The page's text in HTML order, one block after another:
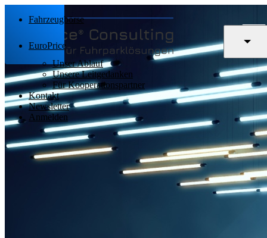
Fahrzeugbörse
EuroPrice
Unser Ablauf
Unsere Leitgedanken
Für Kooperationspartner
Kontakt
Newsletter
Anmelden